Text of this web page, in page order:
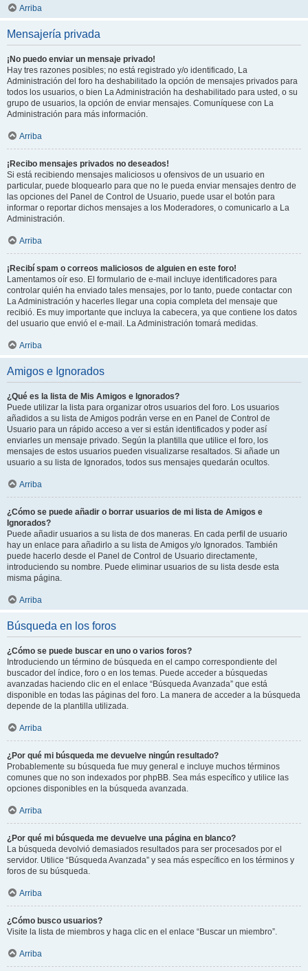
Arriba
Mensajería privada
¡No puedo enviar un mensaje privado!
Hay tres razones posibles; no está registrado y/o identificado, La
Administración del foro ha deshabilitado la opción de mensajes privados para
todos los usuarios, o bien La Administración ha deshabilitado para usted, o su
grupo de usuarios, la opción de enviar mensajes. Comuníquese con La
Administración para más información.
Arriba
¡Recibo mensajes privados no deseados!
Si está recibiendo mensajes maliciosos u ofensivos de un usuario en
particular, puede bloquearlo para que no le pueda enviar mensajes dentro de
las opciones del Panel de Control de Usuario, puede usar el botón para
informar o reportar dichos mensajes a los Moderadores, o comunicarlo a La
Administración.
Arriba
¡Recibí spam o correos maliciosos de alguien en este foro!
Lamentamos oír eso. El formulario de e-mail incluye identificadores para
controlar quién ha enviado tales mensajes, por lo tanto, puede contactar con
La Administración y hacerles llegar una copia completa del mensaje que
recibió. Es muy importante que incluya la cabecera, ya que contiene los datos
del usuario que envió el e-mail. La Administración tomará medidas.
Arriba
Amigos e Ignorados
¿Qué es la lista de Mis Amigos e Ignorados?
Puede utilizar la lista para organizar otros usuarios del foro. Los usuarios
añadidos a su lista de Amigos podrán verse en en Panel de Control de
Usuario para un rápido acceso a ver si están identificados y poder así
enviarles un mensaje privado. Según la plantilla que utilice el foro, los
mensajes de estos usuarios pueden visualizarse resaltados. Si añade un
usuario a su lista de Ignorados, todos sus mensajes quedarán ocultos.
Arriba
¿Cómo se puede añadir o borrar usuarios de mi lista de Amigos e
Ignorados?
Puede añadir usuarios a su lista de dos maneras. En cada perfil de usuario
hay un enlace para añadirlo a su lista de Amigos y/o Ignorados. También
puede hacerlo desde el Panel de Control de Usuario directamente,
introduciendo su nombre. Puede eliminar usuarios de su lista desde esta
misma página.
Arriba
Búsqueda en los foros
¿Cómo se puede buscar en uno o varios foros?
Introduciendo un término de búsqueda en el campo correspondiente del
buscador del índice, foro o en los temas. Puede acceder a búsquedas
avanzadas haciendo clic en el enlace “Búsqueda Avanzada” que está
disponible en todas las páginas del foro. La manera de acceder a la búsqueda
depende de la plantilla utilizada.
Arriba
¿Por qué mi búsqueda me devuelve ningún resultado?
Probablemente su búsqueda fue muy general e incluye muchos términos
comunes que no son indexados por phpBB. Sea más específico y utilice las
opciones disponibles en la búsqueda avanzada.
Arriba
¿Por qué mi búsqueda me devuelve una página en blanco?
La búsqueda devolvió demasiados resultados para ser procesados por el
servidor. Utilice “Búsqueda Avanzada” y sea más específico en los términos y
foros de su búsqueda.
Arriba
¿Cómo busco usuarios?
Visite la lista de miembros y haga clic en el enlace “Buscar un miembro”.
Arriba